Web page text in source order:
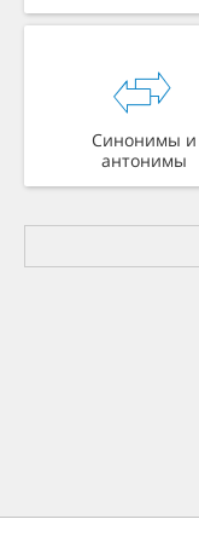
Синонимы и
антонимы